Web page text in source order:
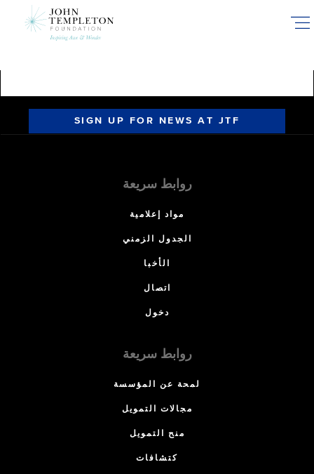
SIGN UP FOR NEWS AT JTF
روابط سريعة
مواد إعلامية
الجدول الزمني
الأخبا
اتصال
دخول
روابط سريعة
لمحة عن المؤسسة
مجالات التمويل
منح التمويل
كتشافات